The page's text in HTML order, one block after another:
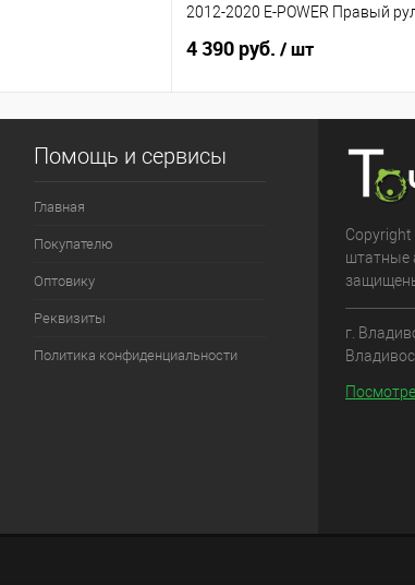
2012-2020 E-POWER Правый
4 390 руб. / шт
Помощь и сервисы
Главная
Покупателю
Оптовику
Реквизиты
Политика конфиденциальности
Copyright
штатные
г.